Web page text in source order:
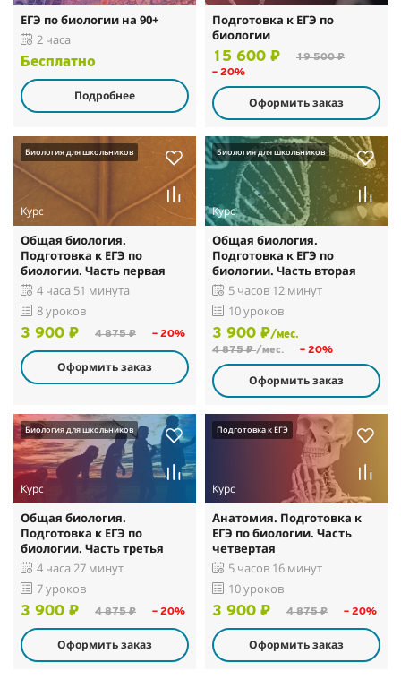
ЕГЭ по биологии на 90+
2 часа
Бесплатно
Подробнее
Подготовка к ЕГЭ по
биологии
15 600 ₽
19 500 ₽
– 20%
Оформить заказ
Биология для школьников
Курс
Общая биология.
Подготовка к ЕГЭ по
биологии. Часть первая
4 часа 51 минута
8 уроков
3 900 ₽ 4 875 ₽ – 20%
Оформить заказ
Биология для школьников
Курс
Общая биология.
Подготовка к ЕГЭ по
биологии. Часть вторая
5 часов 12 минут
10 уроков
3 900 ₽/мес.
4 875 ₽/мес. – 20%
Оформить заказ
Биология для школьников
Курс
Общая биология.
Подготовка к ЕГЭ по
биологии. Часть третья
4 часа 27 минут
7 уроков
3 900 ₽ 4 875 ₽ – 20%
Оформить заказ
Подготовка к ЕГЭ
Курс
Анатомия. Подготовка к
ЕГЭ по биологии. Часть
четвертая
5 часов 16 минут
10 уроков
3 900 ₽ 4 875 ₽ – 20%
Оформить заказ